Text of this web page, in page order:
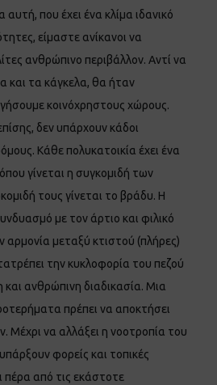
που έχει ένα κλίμα ιδανικό
είμαστε ανίκανοι να
ανθρώπινο περιβάλλον. Αντί να
και τα κάγκελα, θα ήταν
κοινόχρηστους χώρους.
δεν υπάρχουν κάδοι
Κάθε πολυκατοικία έχει ένα
γίνεται η συγκομιδή των
τους γίνεται το βράδυ. Η
με τον άρτιο και φιλικό
αρμονία μεταξύ κτιστού (πλήρες)
την κυκλοφορία του πεζού
ανθρώπινη διαδικασία. Μια
πρέπει να αποκτήσει
Μέχρι να αλλάξει η νοοτροπία του
φορείς και τοπικές
πέρα από τις εκάστοτε